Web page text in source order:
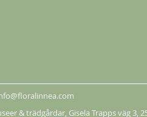
& trädgårdar, Gisela Trapps väg 3,